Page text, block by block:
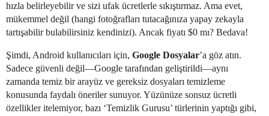
hızla belirleyebilir ve sizi ufak ücretlerle sıkıştırmaz. Ama evet,
mükemmel değil (hangi fotoğrafları tutacağınıza yapay zekayla
tartışabilir bulabilirsiniz kendinizi). Ancak fiyatı $0 mı? Bedava!
Şimdi, Android kullanıcıları için, Google Dosyalar’a göz atın.
Sadece güvenli değil—Google tarafından geliştirildi—aynı
zamanda temiz bir arayüz ve gereksiz dosyaları temizleme
konusunda faydalı öneriler sunuyor. Yüzünüze sonsuz ücretli
özellikler itelemiyor, bazı ‘Temizlik Gurusu’ türlerinin yaptığı gibi,